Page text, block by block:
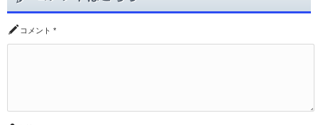
コメント *